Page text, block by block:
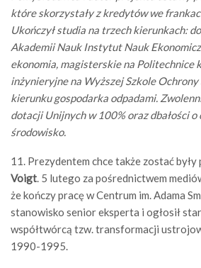
które skorzystały z kredytów we
Ukończył studia na trzech kierunkach:
Akademii Nauk Instytut Nauk
ekonomia, magisterskie na Politechnice
inżynieryjne na Wyższej Szkole Ochrony
kierunku gospodarka odpadami.
dotacji Unijnych w 100% oraz dbałości o
środowisko.
11. Prezydentem chce także zostać były
Voigt. 5 lutego za pośrednictwem
że kończy pracę w Centrum im. Adama
stanowisko senior eksperta i ogłosił
współtwórcą tzw. transformacji
1990-1995.